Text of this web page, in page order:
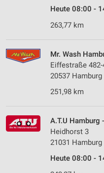
Heute 08:00 -
263,77 km
Mr. Wash
Eiffestraße 482-
20537 Hamburg
251,98 km
A.T.U Hamburg
Heidhorst 3
21031 Hamburg
Heute 08:00 -
Verwendung von Profilen
personalisierter Inhalte
Messung der Performance
Kombinationen von Daten
Entwicklung und
Verwendung reduzierter